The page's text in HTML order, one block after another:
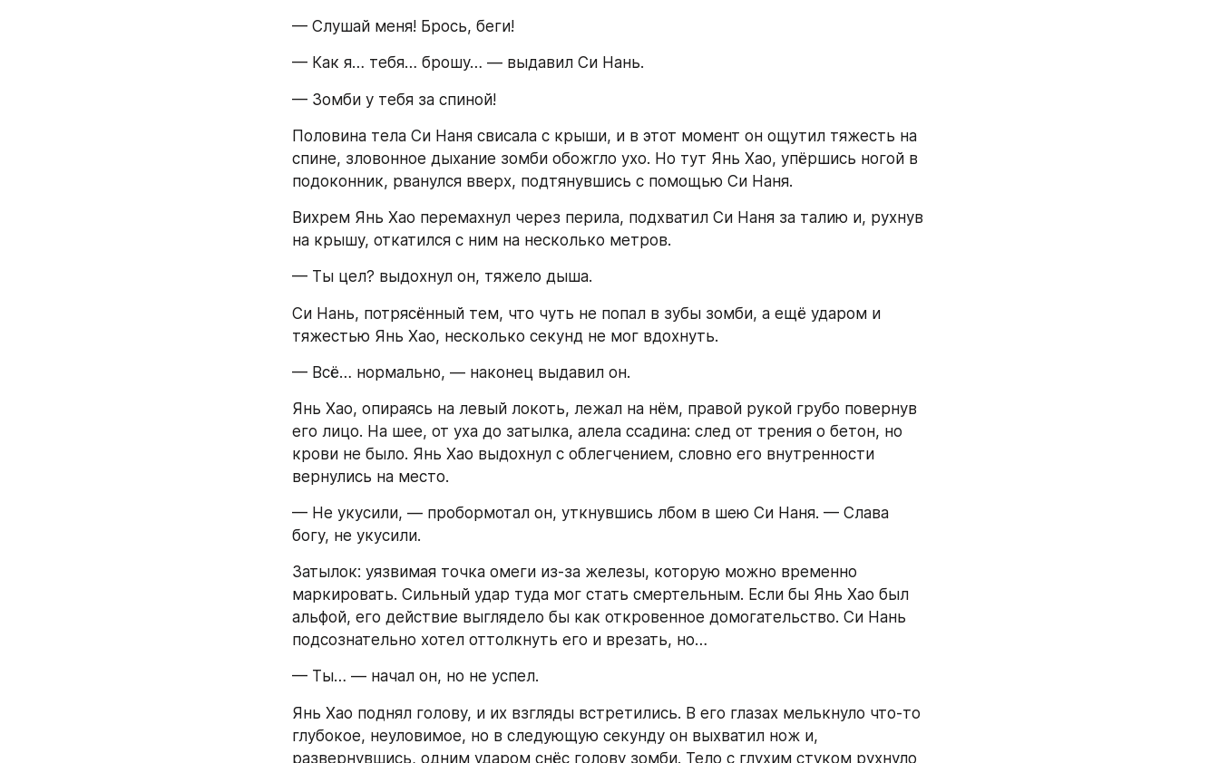
— Слушай меня! Брось, беги!
— Как я… тебя… брошу… — выдавил Си Нань.
— Зомби у тебя за спиной!
Половина тела Си Наня свисала с крыши, и в этот момент он ощутил тяжесть на
спине, зловонное дыхание зомби обожгло ухо. Но тут Янь Хао, упёршись ногой в
подоконник, рванулся вверх, подтянувшись с помощью Си Наня.
Вихрем Янь Хао перемахнул через перила, подхватил Си Наня за талию и, рухнув
на крышу, откатился с ним на несколько метров.
— Ты цел? выдохнул он, тяжело дыша.
Си Нань, потрясённый тем, что чуть не попал в зубы зомби, а ещё ударом и
тяжестью Янь Хао, несколько секунд не мог вдохнуть.
— Всё… нормально, — наконец выдавил он.
Янь Хао, опираясь на левый локоть, лежал на нём, правой рукой грубо повернув
его лицо. На шее, от уха до затылка, алела ссадина: след от трения о бетон, но
крови не было. Янь Хао выдохнул с облегчением, словно его внутренности
вернулись на место.
— Не укусили, — пробормотал он, уткнувшись лбом в шею Си Наня. — Слава
богу, не укусили.
Затылок: уязвимая точка омеги из-за железы, которую можно временно
маркировать. Сильный удар туда мог стать смертельным. Если бы Янь Хао был
альфой, его действие выглядело бы как откровенное домогательство. Си Нань
подсознательно хотел оттолкнуть его и врезать, но…
— Ты… — начал он, но не успел.
Янь Хао поднял голову, и их взгляды встретились. В его глазах мелькнуло что-то
глубокое, неуловимое, но в следующую секунду он выхватил нож и,
развернувшись, одним ударом снёс голову зомби. Тело с глухим стуком рухнуло